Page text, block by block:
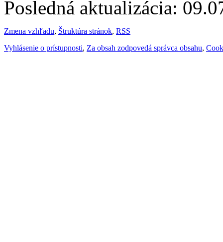
Posledná aktualizácia:
Zmena vzhľadu, Štruktúra stránok, RSS
Vyhlásenie o prístupnosti, Za obsah zodpovedá správca obsahu,